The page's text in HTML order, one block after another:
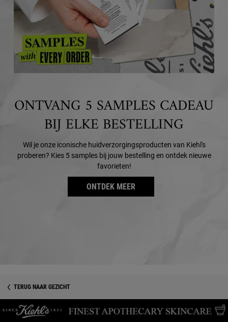
ONTVANG 5 SAMPLES CADEAU
BIJ ELKE BESTELLING
Wil je onze iconische huidverzorgingsproducten van Kiehl's
proberen? Kies 5 samples bij jouw bestelling en ontdek nieuwe
favorieten!
ONTDEK MEER
TERUG NAAR GEZICHT